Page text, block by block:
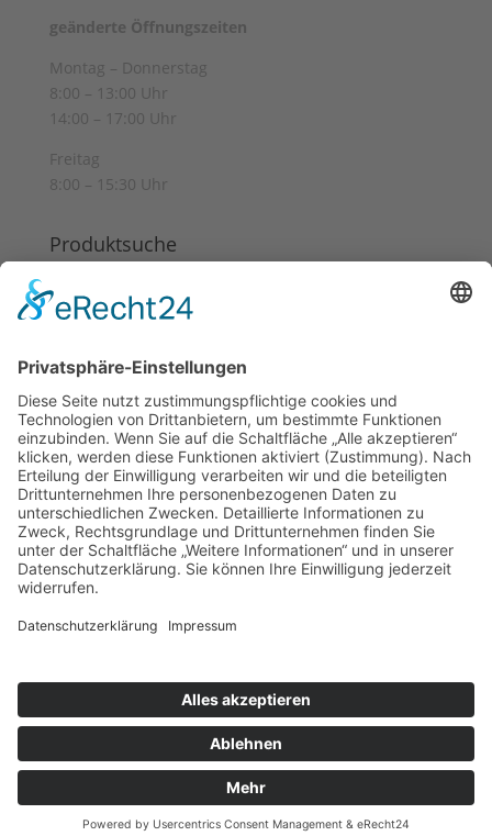
geänderte Öffnungszeiten
Montag – Donnerstag
8:00 – 13:00 Uhr
14:00 – 17:00 Uhr
Freitag
8:00 – 15:30 Uhr
Produktsuche
nach:
Informationen
Kontakt
Meldungen
Schlagworte
Impressum
AGB
Datenschutz
Datenschutz
Cookie-Einstellungen
Copyright © 2022–2026 Boddart. Alle Rechte
vorbehalten.